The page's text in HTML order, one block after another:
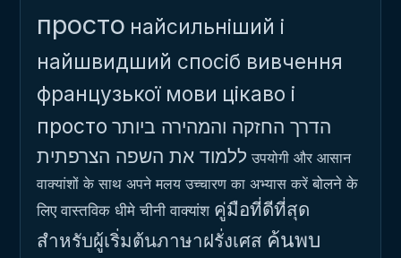
просто найсильніший і
найшвидший спосіб вивчення
французької мови цікаво і
просто הדרך החזקה והמהירה ביותר
ללמוד את השפה הצרפתית उपयोगी और आसान
वाक्यांशों के साथ अपने मलय उच्चारण का अभ्यास करें बोलने के
लिए वास्तविक धीमे चीनी वाक्यांश คู่มือที่ดีที่สุด
สำหรับผู้เริ่มต้นภาษาฝรั่งเศส ค้นพบ